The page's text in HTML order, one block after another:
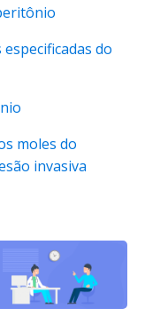
do
moles do
invasiva